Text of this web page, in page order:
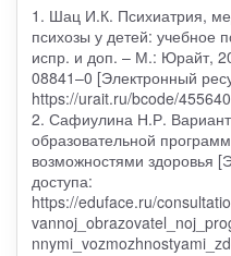
1. Шац И.К. Психиатрия,
психозы у детей: учебное
испр. и доп. – М.: Юрайт,
08841–0 [Электронный
https://urait.ru/bcode/455640
2. Сафиулина Н.Р.
образовательной
возможностями здоровья
доступа:
https://eduface.ru/